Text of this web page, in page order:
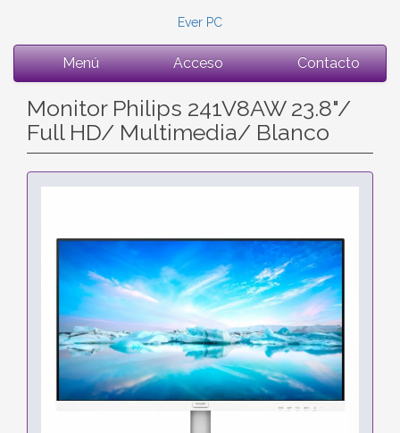
Ever PC
Menú Acceso Contacto
Monitor Philips 241V8AW 23.8"/
Full HD/ Multimedia/ Blanco